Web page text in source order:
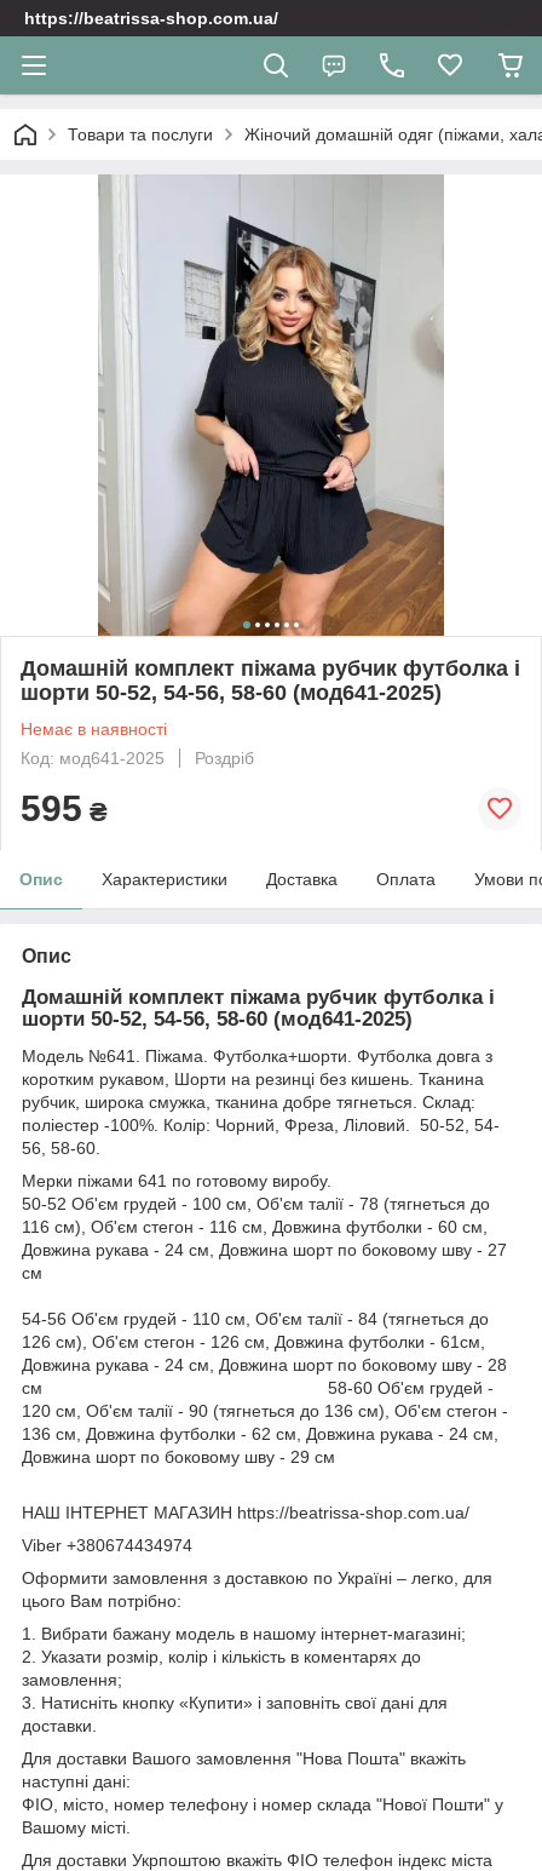
https://beatrissa-shop.com.ua/
Товари та послуги Жіночий домашній одяг (піжами,
Домашній комплект піжама рубчик футболка і
шорти 50-52, 54-56, 58-60 (мод641-2025)
Немає в наявності
Код: мод641-2025
Роздріб
595 ₴
Опис Характеристики Доставка Оплата Умови
Опис
Домашній комплект піжама рубчик футболка і
шорти 50-52, 54-56, 58-60 (мод641-2025)
Модель №641. Піжама. Футболка+шорти. Футболка довга з
коротким рукавом, Шорти на резинці без кишень. Тканина
рубчик, широка смужка, тканина добре тягнеться. Склад:
поліестер -100%. Колір: Чорний, Фреза, Ліловий. 50-52, 54-
56, 58-60.
Мерки піжами 641 по готовому виробу.
50-52 Об'єм грудей - 100 см, Об'єм талії - 78 (тягнеться до
116 см), Об'єм стегон - 116 см, Довжина футболки - 60 см,
Довжина рукава - 24 см, Довжина шорт по боковому шву - 27
см
54-56 Об'єм грудей - 110 см, Об'єм талії - 84 (тягнеться до
126 см), Об'єм стегон - 126 см, Довжина футболки - 61см,
Довжина рукава - 24 см, Довжина шорт по боковому шву - 28
см 58-60 Об'єм грудей -
120 см, Об'єм талії - 90 (тягнеться до 136 см), Об'єм стегон -
136 см, Довжина футболки - 62 см, Довжина рукава - 24 см,
Довжина шорт по боковому шву - 29 см
НАШ ІНТЕРНЕТ МАГАЗИН https://beatrissa-shop.com.ua/
Viber +380674434974
Оформити замовлення з доставкою по Україні – легко, для
цього Вам потрібно:
1. Вибрати бажану модель в нашому інтернет-магазині;
2. Указати розмір, колір і кількість в коментарях до
замовлення;
3. Натисніть кнопку «Купити» і заповніть свої дані для
доставки.
Для доставки Вашого замовлення "Нова Пошта" вкажіть
наступні дані:
ФІО, місто, номер телефону і номер склада "Нової Пошти" у
Вашому місті.
Для доставки Укрпоштою вкажіть ФІО телефон індекс міста